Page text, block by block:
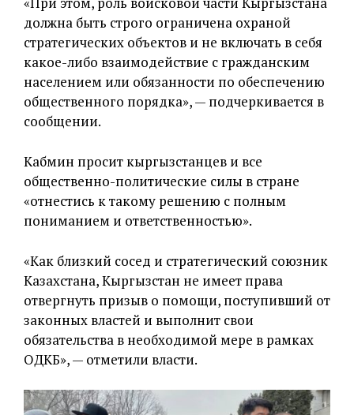
должна быть строго ограничена охраной
стратегических объектов и не включать в себя
какое-либо взаимодействие с гражданским
населением или обязанности по обеспечению
общественного порядка», — подчеркивается в
сообщении.
Кабмин просит кыргызстанцев и все
общественно-политические силы в стране
«отнестись к такому решению с полным
пониманием и ответственностью».
«Как близкий сосед и стратегический союзник
Казахстана, Кыргызстан не имеет права
отвергнуть призыв о помощи, поступивший от
законных властей и выполнит свои
обязательства в необходимой мере в рамках
ОДКБ», — отметили власти.